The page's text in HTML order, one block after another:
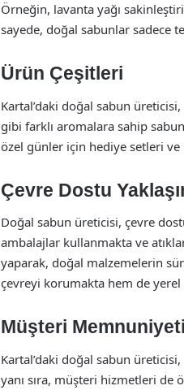
Örneğin, lavanta yağı
sayede, doğal sabunlar sadece
Ürün Çeşitleri
Kartal’daki doğal sabun
gibi farklı aromalara sahip
özel günler için hediye setleri
Çevre Dostu
Doğal sabun üreticisi, çevre
ambalajlar kullanmakta ve
yaparak, doğal malzemelerin
çevreyi korumakta hem de yerel
Müşteri Memnuniyeti
Kartal’daki doğal sabun
yanı sıra, müşteri hizmetleri